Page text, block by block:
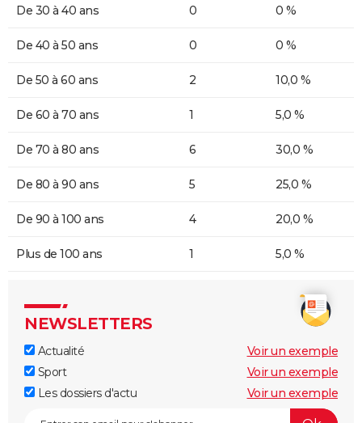
De 30 à 40 ans 0 0 %
De 40 à 50 ans 0 0 %
De 50 à 60 ans 2 10,0 %
De 60 à 70 ans 1 5,0 %
De 70 à 80 ans 6 30,0 %
De 80 à 90 ans 5 25,0 %
De 90 à 100 ans 4 20,0 %
Plus de 100 ans 1 5,0 %
NEWSLETTERS
Actualité
Voir un exemple
Sport
Voir un exemple
Les dossiers d'actu
Voir un exemple